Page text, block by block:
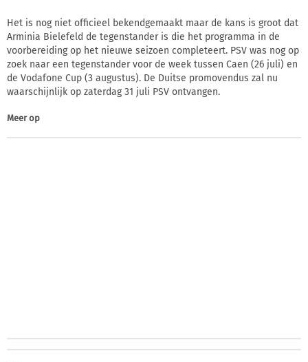
Het is nog niet officieel bekendgemaakt maar de kans is groot dat
Arminia Bielefeld de tegenstander is die het programma in de
voorbereiding op het nieuwe seizoen completeert. PSV was nog op
zoek naar een tegenstander voor de week tussen Caen (26 juli) en
de Vodafone Cup (3 augustus). De Duitse promovendus zal nu
waarschijnlijk op zaterdag 31 juli PSV ontvangen.
Meer op